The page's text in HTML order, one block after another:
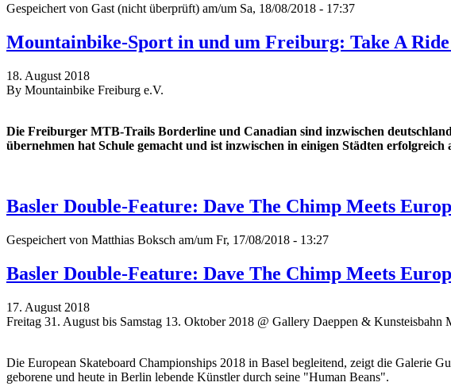
Gespeichert von Gast (nicht überprüft) am/um Sa, 18/08/2018 - 17:37
Mountainbike-Sport in und um Freiburg: Take A
18. August 2018
By Mountainbike Freiburg e.V.
Die Freiburger MTB-Trails Borderline und Canadian sind inzwischen
übernehmen hat Schule gemacht und ist inzwischen in einigen Städten
Basler Double-Feature: Dave The Chimp Meets
Gespeichert von Matthias Boksch am/um Fr, 17/08/2018 - 13:27
Basler Double-Feature: Dave The Chimp Meets
17. August 2018
Freitag 31. August bis Samstag 13. Oktober 2018 @ Gallery Daeppen & Kunsteisbahn
Die European Skateboard Championships 2018 in Basel begleitend, zeigt die Galerie
geborene und heute in Berlin lebende Künstler durch seine "Human Beans".